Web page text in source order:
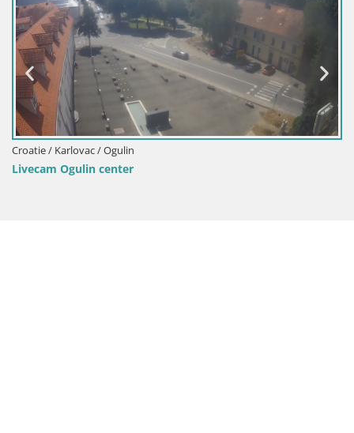
Croatie / Karlovac / Karlovac
Karlovac – pavillon de musique